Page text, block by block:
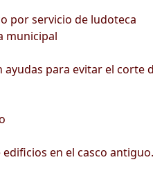
por servicio de ludoteca
municipal
para evitar el
en el casco antiguo.